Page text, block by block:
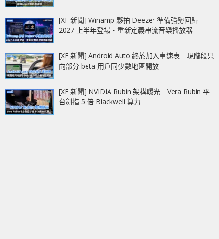
[XF 新聞] Winamp 夥拍 Deezer 準備強勢回歸
2027 上半年登場‧重新定義串流音樂播放器
[XF 新聞] Android Auto 終於加入車速表 現階段只
向部分 beta 用戶同少數地區開放
[XF 新聞] NVIDIA Rubin 架構曝光 Vera Rubin 平
台劍指 5 倍 Blackwell 算力